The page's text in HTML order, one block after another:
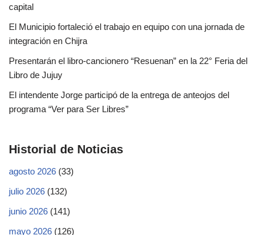
capital
El Municipio fortaleció el trabajo en equipo con una jornada de
integración en Chijra
Presentarán el libro-cancionero “Resuenan” en la 22° Feria del
Libro de Jujuy
El intendente Jorge participó de la entrega de anteojos del
programa “Ver para Ser Libres”
Historial de Noticias
agosto 2026 (33)
julio 2026 (132)
junio 2026 (141)
mayo 2026 (126)